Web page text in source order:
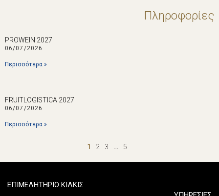
Πληροφορίες
PROWEIN 2027
06/07/2026
Περισσότερα »
FRUITLOGISTICA 2027
06/07/2026
Περισσότερα »
1 2 3 … 5
ΕΠΙΜΕΛΗΤΗΡΙΟ ΚΙΛΚΙΣ